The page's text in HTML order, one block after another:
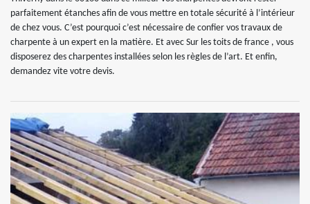
parfaitement étanches afin de vous mettre en totale sécurité à l’intérieur
de chez vous. C’est pourquoi c’est nécessaire de confier vos travaux de
charpente à un expert en la matière. Et avec Sur les toits de france , vous
disposerez des charpentes installées selon les règles de l’art. Et enfin,
demandez vite votre devis.